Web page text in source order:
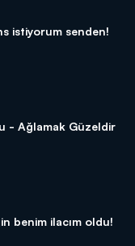
istiyorum senden!
- Ağlamak Güzeldir
benim ilacım oldu!